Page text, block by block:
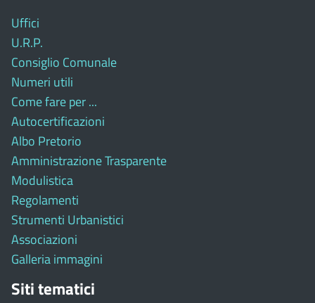
Uffici
U.R.P.
Consiglio Comunale
Numeri utili
Come fare per ...
Autocertificazioni
Albo Pretorio
Amministrazione Trasparente
Modulistica
Regolamenti
Strumenti Urbanistici
Associazioni
Galleria immagini
Siti tematici